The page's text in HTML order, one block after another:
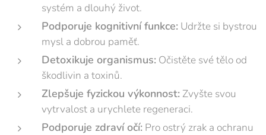
systém a dlouhý život.
Podporuje kognitivní funkce: Udržte si bystrou
mysl a dobrou paměť.
Detoxikuje organismus: Očistěte své tělo od
škodlivin a toxinů.
Zlepšuje fyzickou výkonnost: Zvyšte svou
vytrvalost a urychlete regeneraci.
Podporuje zdraví očí: Pro ostrý zrak a ochranu